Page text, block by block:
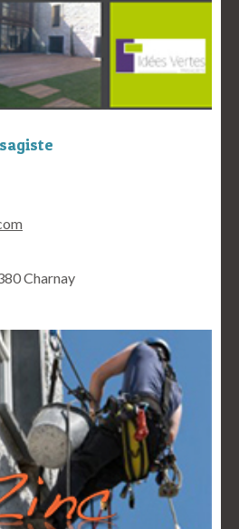
Charnay